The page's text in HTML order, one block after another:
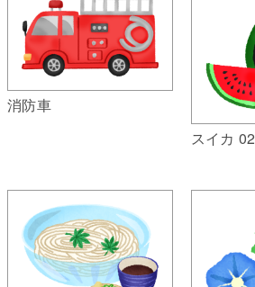
消防車
スイカ 02